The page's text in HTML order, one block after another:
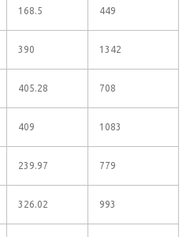
168.5 449
390 1342
405.28 708
409 1083
239.97 779
326.02 993